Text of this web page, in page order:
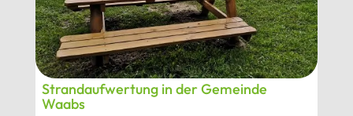
Strandaufwertung in der Gemeinde
Waabs